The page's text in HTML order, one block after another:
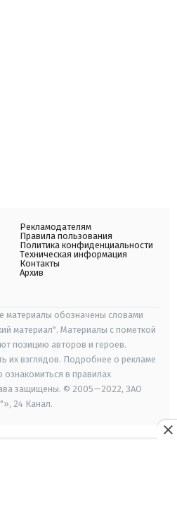
Рекламодателям
Правила пользования
Политика конфиденциальности
Техническая информация
Контакты
Архив
материалы обозначены словами
материал". Материалы с пометкой
позицию авторов и героев.
их взглядов. Подробнее о рекламе
в правилах
защищены. © 2005—2022, ЗАО
24 Канал.